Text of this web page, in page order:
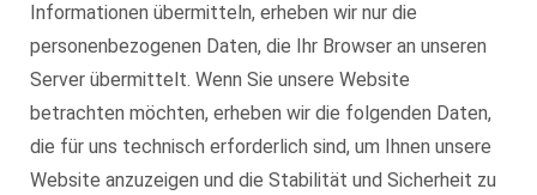
Informationen übermitteln, erheben wir nur die
personenbezogenen Daten, die Ihr Browser an unseren
Server übermittelt. Wenn Sie unsere Website
betrachten möchten, erheben wir die folgenden Daten,
die für uns technisch erforderlich sind, um Ihnen unsere
Website anzuzeigen und die Stabilität und Sicherheit zu